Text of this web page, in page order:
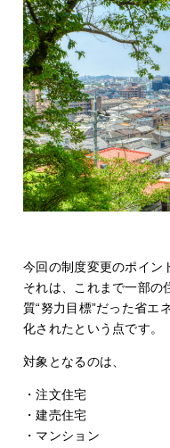
今回の制度変更のポイン
それは、これまで一部の
質“努力目標”だった省エ
化されたという点です。
対象となるのは、
・注文住宅
・建売住宅
・マンション